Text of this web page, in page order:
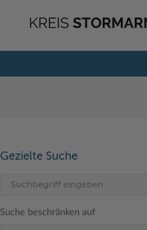
Gezielte Suche
Suche beschränken auf